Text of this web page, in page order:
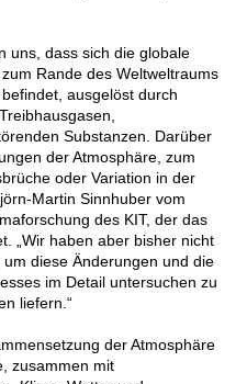
uns, dass sich die globale
Rande des Weltweltraums
ausgelöst durch
Substanzen. Darüber
der Atmosphäre, zum
oder Variation in der
Martin Sinnhuber vom
des KIT, der das
„Wir haben aber bisher nicht
diese Änderungen und die
im Detail untersuchen zu
liefern.“
der Atmosphäre
zusammen mit